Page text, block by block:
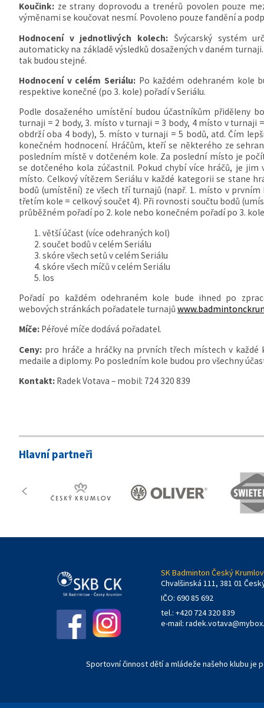
Koučink: ze strany doprovodu a trenérů povolen pouze
výměnami se koučovat nesmí. Povoleno pouze fandění a
Hodnocení v jednotlivých kolech: Švýcarský systém
automaticky na základě výsledků dosažených v daném
tak budou stejné.
Hodnocení v celém Seriálu: Po každém odehraném kole
respektive konečné (po 3. kole) pořadí v Seriálu.
Podle dosaženého umístění budou účastníkům přiděleny
turnaji = 2 body, 3. místo v turnaji = 3 body, 4 místo v turnaji
obdrží oba 4 body), 5. místo v turnaji = 5 bodů, atd. Čím
konečném hodnocení. Hráčům, kteří se některého ze
posledním místě v dotčeném kole. Za poslední místo je
se dotčeného kola zúčastnil. Pokud chybí více hráčů, je
místo. Celkový vítězem Seriálu v každé kategorii se stane
bodů (umístění) ze všech tří turnajů (např. 1. místo v
třetím kole = celkový součet 4). Při rovnosti součtu bodů
průběžném pořadí po 2. kole nebo konečném pořadí po 3.
větší účast (více odehraných kol)
součet bodů v celém Seriálu
skóre všech setů v celém Seriálu
skóre všech míčů v celém Seriálu
los
Pořadí po každém odehraném kole bude ihned po
webových stránkách pořadatele turnajů
Míče: Péřové míče dodává pořadatel.
Ceny: pro hráče a hráčky na prvních třech místech v
medaile a diplomy. Po posledním kole budou pro všechny
Kontakt: Radek Votava – mobil: 724 320 839
Hlavní partneři
SK Badminton Český
Chvalšinská 111, 381 01
IČO: 690 85 692
tel.: +420 724 320 839
e-mail:
Sportovní činnost dětí a mládeže našeho klubu je